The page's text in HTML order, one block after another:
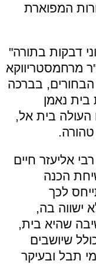
המפוארת
דבקות בתורה"
מרחמסטריווקא
בברכה
נאמן
העולה בית אל,
אליעזר חיים
הכנה
לכך
ישווה בה,
שהיא בית,
שיושבים
תבל ובעיקר